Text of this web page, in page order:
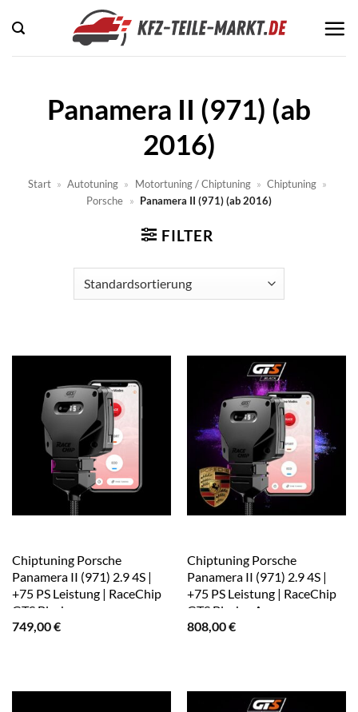
Inhalt
springen
Panamera II (971) (ab
2016)
Start » Autotuning » Motortuning / Chiptuning » Chiptuning »
Porsche » Panamera II (971) (ab 2016)
FILTER
Chiptuning Porsche
Panamera II (971) 2.9 4S |
+75 PS Leistung | RaceChip
GTS Black
749,00€
Chiptuning Porsche
Panamera II (971) 2.9 4S |
+75 PS Leistung | RaceChip
GTS Black + App
808,00€